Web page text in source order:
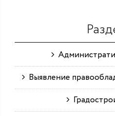
Выявление